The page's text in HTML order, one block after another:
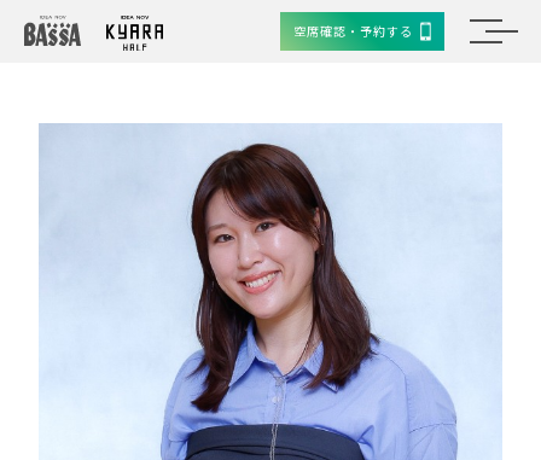
空席確認・予約する